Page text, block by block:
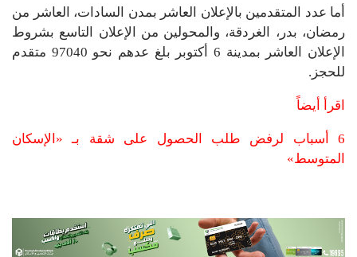
أما عدد المتقدمين بالإعلان العاشر بمدن السادات، العاشر من
رمضان، بدر، الغردقة، والمحولين من الإعلان التاسع بشروط
الإعلان العاشر بمدينة 6 أكتوبر بلغ عدهم نحو 97040 متقدم
للحجز.
اقرأ أيضاً
6 أسباب لرفض طلب الحصول على شقة بـ «الإسكان
المتوسط»